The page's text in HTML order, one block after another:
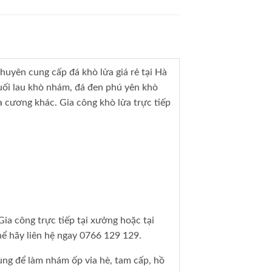
cung cấp đá khò lửa giá rẻ tại Hà
lau khò nhám, đá đen phú yên khò
cương khác. Gia công khò lửa trực tiếp
công trực tiếp tại xưởng hoặc tại
hãy liên hệ ngay 0766 129 129.
để làm nhám ốp vỉa hè, tam cấp, hồ